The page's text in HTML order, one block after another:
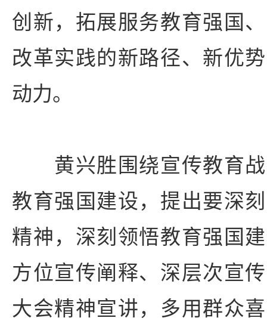
创新，拓展服务教育强国
改革实践的新路径、新优
动力。
黄兴胜围绕宣传教育战
教育强国建设，提出要深
精神，深刻领悟教育强国
方位宣传阐释、深层次宣
大会精神宣讲，多用群众